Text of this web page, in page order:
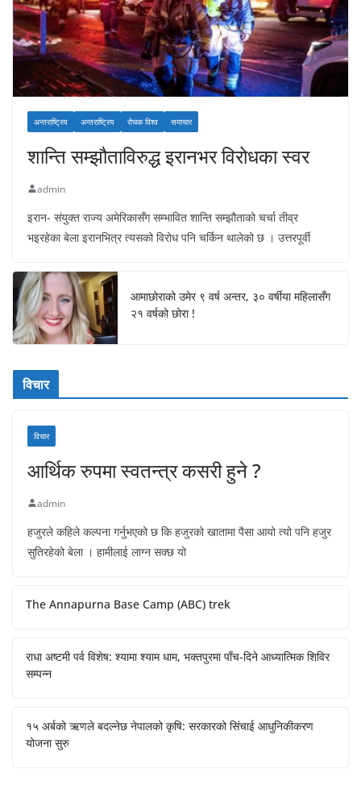
अन्तराष्ट्रिय अन्तराष्ट्रिय रोचक विश्व समाचार
शान्ति सम्झौताविरुद्ध इरानभर विरोधका स्वर
admin
इरान- संयुक्त राज्य अमेरिकासँग सम्भावित शान्ति सम्झौताको चर्चा तीव्र
भइरहेका बेला इरानभित्र त्यसको विरोध पनि चर्किन थालेको छ । उत्तरपूर्वी
आमाछोराको उमेर ९ वर्ष अन्तर, ३० वर्षीया महिलासँग
२१ वर्षको छोरा !
विचार
विचार
आर्थिक रुपमा स्वतन्त्र कसरी हुने ?
admin
हजुरले कहिले कल्पना गर्नुभएको छ कि हजुरको खातामा पैसा आयो त्यो पनि हजुर
सुतिरहेको बेला । हामीलाई लाग्न सक्छ यो
The Annapurna Base Camp (ABC) trek
राधा अष्टमी पर्व विशेष: श्यामा श्याम धाम, भक्तपुरमा पाँच-दिने आध्यात्मिक शिविर
सम्पन्न
१५ अर्बको ऋणले बदल्नेछ नेपालको कृषि: सरकारको सिंचाई आधुनिकीकरण
योजना सुरु